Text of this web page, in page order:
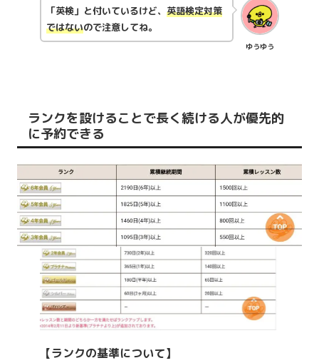
ゆうゆう
「英検」と付いているけど、 英語検定対策
ではないので注意してね。
ランクを設けることで長く続ける人が優先的
に予約できる
【ランクの基準について】